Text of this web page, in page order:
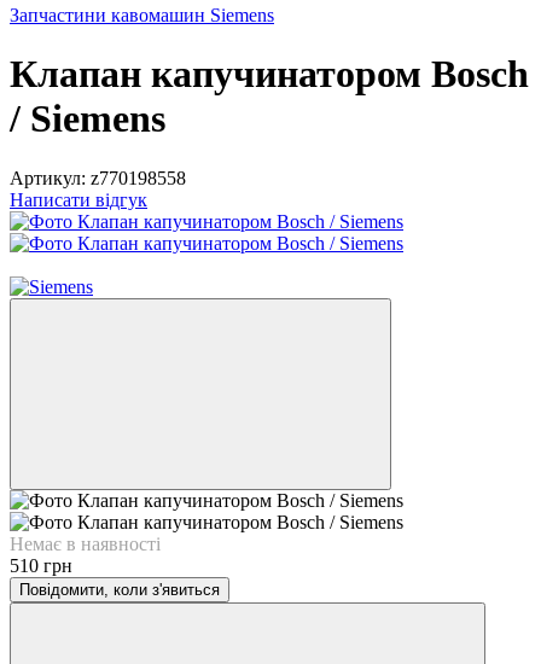
Запчастини кавомашин Siemens
Клапан капучинатором Bosch
/ Siemens
Артикул: z770198558
Написати відгук
Немає в наявності
510 грн
Повідомити, коли з'явиться